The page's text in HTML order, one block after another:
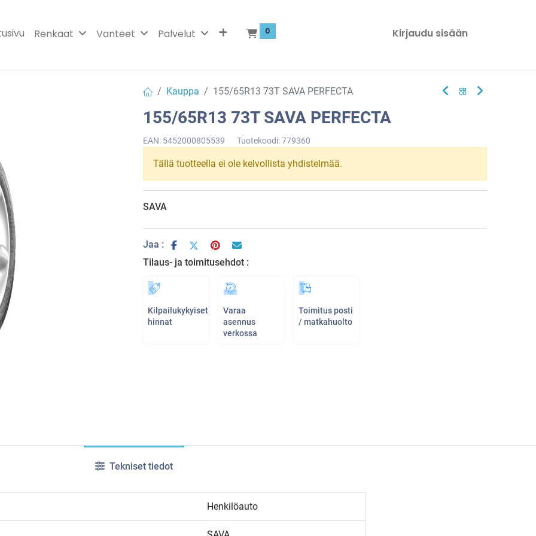
Renkaat Vanteet Palvelut 0 Kirjaudu sisään
Kauppa 155/65R13 73T SAVA PERFECTA
155/65R13 73T SAVA PERFECTA
EAN: 5452000805539 Tuotekoodi:779360
Tällä tuotteella ei ole kelvollista yhdistelmää.
SAVA
Jaa :
Tilaus- ja toimitusehdot :
Kilpailukykyiset
hinnat
Varaa
asennus
verkossa
Toimitus posti
/ matkahuolto
Tekniset tiedot
Henkilöauto